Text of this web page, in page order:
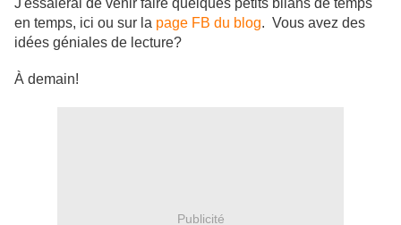
J'essaierai de venir faire quelques petits bilans de temps
en temps, ici ou sur la page FB du blog. Vous avez des
idées géniales de lecture?
À demain!
Publicité